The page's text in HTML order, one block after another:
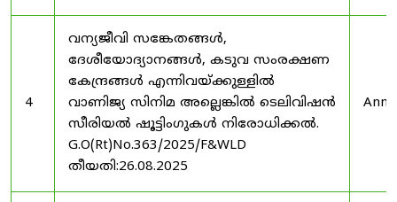
4
വന്യജീവി സങ്കേതങ്ങൾ,
ദേശീയോദ്യാനങ്ങൾ, കടുവ സംരക്ഷണ
കേന്ദ്രങ്ങൾ എന്നിവയ്ക്കുള്ളിൽ
വാണിജ്യ സിനിമ അല്ലെങ്കിൽ ടെലിവിഷൻ
സീരിയൽ ഷൂട്ടിംഗുകൾ നിരോധിക്കൽ.
G.O(Rt)No.363/2025/F&WLD
തീയതി:26.08.2025